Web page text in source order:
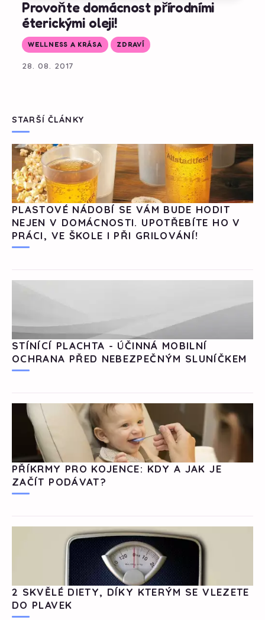
Provoňte domácnost přírodními
éterickými oleji!
WELLNESS A KRÁSA ZDRAVÍ
28. 08. 2017
STARŠÍ ČLÁNKY
PLASTOVÉ NÁDOBÍ SE VÁM BUDE HODIT
NEJEN V DOMÁCNOSTI. UPOTŘEBÍTE HO V
PRÁCI, VE ŠKOLE I PŘI GRILOVÁNÍ!
STÍNÍCÍ PLACHTA - ÚČINNÁ MOBILNÍ
OCHRANA PŘED NEBEZPEČNÝM SLUNÍČKEM
PŘÍKRMY PRO KOJENCE: KDY A JAK JE
ZAČÍT PODÁVAT?
2 SKVĚLÉ DIETY, DÍKY KTERÝM SE VLEZETE
DO PLAVEK